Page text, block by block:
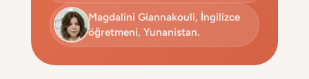
Magdalini Giannakouli, İngilizce
öğretmeni, Yunanistan.